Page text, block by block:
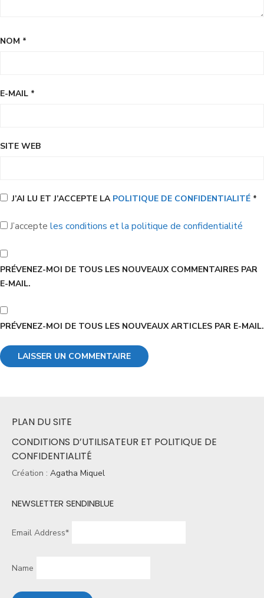
NOM *
E-MAIL *
SITE WEB
J’AI LU ET J’ACCEPTE LA POLITIQUE DE CONFIDENTIALITÉ *
J’accepte les conditions et la politique de confidentialité
PRÉVENEZ-MOI DE TOUS LES NOUVEAUX COMMENTAIRES PAR
E-MAIL.
PRÉVENEZ-MOI DE TOUS LES NOUVEAUX ARTICLES PAR E-MAIL.
PLAN DU SITE
CONDITIONS D’UTILISATEUR ET POLITIQUE DE
CONFIDENTIALITÉ
Création : Agatha Miquel
NEWSLETTER SENDINBLUE
Email Address*
Name